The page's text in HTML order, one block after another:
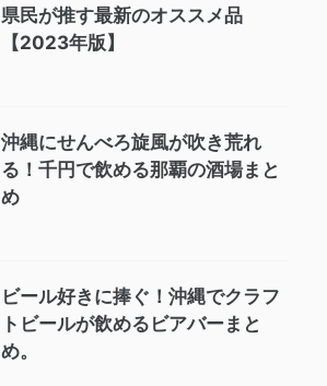
県民が推す最新のオススメ品
【2023年版】
沖縄にせんべろ旋風が吹き荒れ
る！千円で飲める那覇の酒場まと
め
ビール好きに捧ぐ！沖縄でクラフ
トビールが飲めるビアバーまと
め。